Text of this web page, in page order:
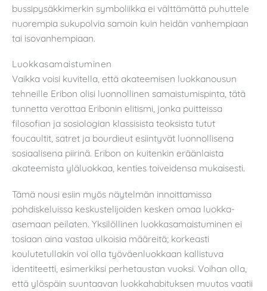
bussipysäkkimerkin symboliikka ei välttämättä puhuttele
nuorempia sukupolvia samoin kuin heidän vanhempiaan
tai isovanhempiaan.
Luokkasamaistuminen
Vaikka voisi kuvitella, että akateemisen luokkanousun
tehneille Eribon olisi luonnollinen samaistumispinta, tätä
tunnetta verottaa Eribonin elitismi, jonka puitteissa
filosofian ja sosiologian klassisista teoksista tutut
foucaultit, satret ja bourdieut esiintyvät luonnollisena
sosiaalisena piirinä. Eribon on kuitenkin eräänlaista
akateemista yläluokkaa, kenties toiveidensa mukaisesti.
Tämä nousi esiin myös näytelmän innoittamissa
pohdiskeluissa keskustelijoiden kesken omaa luokka-
asemaan peilaten. Yksilöllinen luokkasamaistuminen ei
tosiaan aina vastaa ulkoisia määreitä; korkeasti
koulutetullakin voi olla työväenluokkaan kallistuva
identiteetti, esimerkiksi perhetaustan vuoksi. Voihan olla,
että ylöspäin suuntaavan luokkahabituksen muutos vaatii